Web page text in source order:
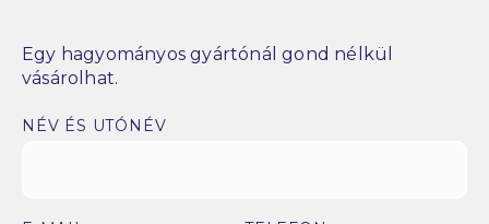
Egy hagyományos gyártónál gond nélkül
vásárolhat.
NÉV ÉS UTÓNÉV